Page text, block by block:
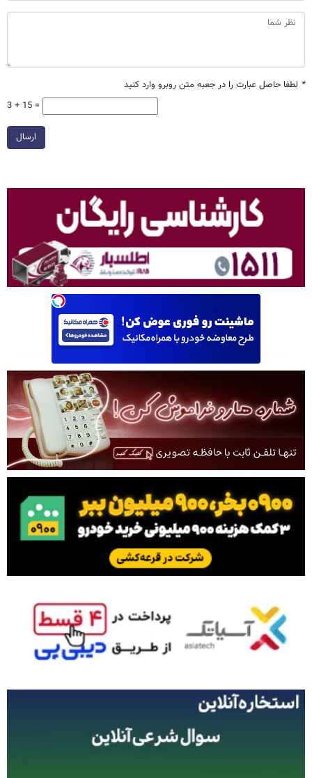
* لطفا حاصل عبارت را در جعبه متن روبرو وارد کنید
3 + 15 =
ارسال